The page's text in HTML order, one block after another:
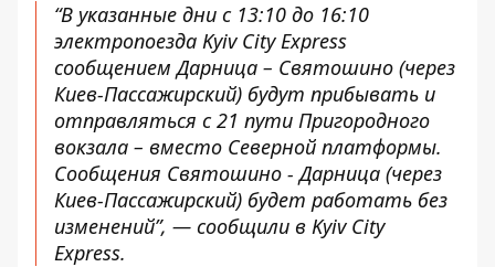
“В указанные дни с 13:10 до 16:10
электропоезда Kyiv City Express
сообщением Дарница – Святошино (через
Киев-Пассажирский) будут прибывать и
отправляться с 21 пути Пригородного
вокзала – вместо Северной платформы.
Сообщения Святошино - Дарница (через
Киев-Пассажирский) будет работать без
изменений”, — сообщили в Kyiv City
Express.